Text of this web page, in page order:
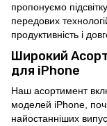
пропонуємо
передових
продуктивність і
Широкий
для iPhone
Наш асортимент
моделей iPhone,
найостанніших